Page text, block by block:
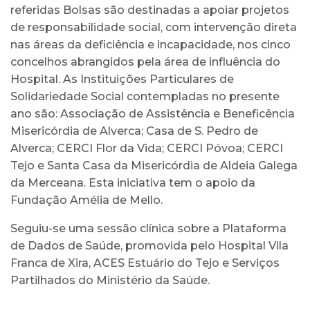
referidas Bolsas são destinadas a apoiar projetos
de responsabilidade social, com intervenção direta
nas áreas da deficiência e incapacidade, nos cinco
concelhos abrangidos pela área de influência do
Hospital. As Instituições Particulares de
Solidariedade Social contempladas no presente
ano são: Associação de Assistência e Beneficência
Misericórdia de Alverca; Casa de S. Pedro de
Alverca; CERCI Flor da Vida; CERCI Póvoa; CERCI
Tejo e Santa Casa da Misericórdia de Aldeia Galega
da Merceana. Esta iniciativa tem o apoio da
Fundação Amélia de Mello.
Seguiu-se uma sessão clínica sobre a Plataforma
de Dados de Saúde, promovida pelo Hospital Vila
Franca de Xira, ACES Estuário do Tejo e Serviços
Partilhados do Ministério da Saúde.